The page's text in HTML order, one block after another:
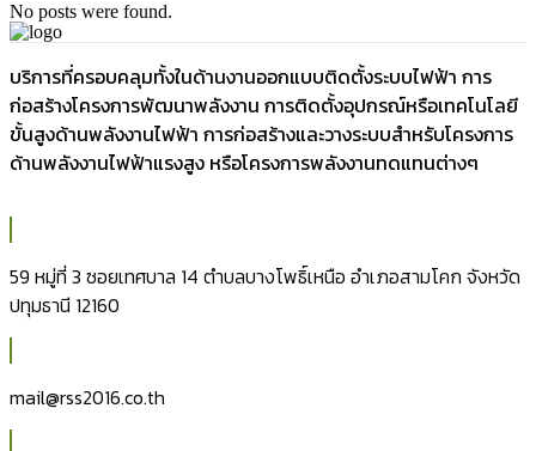
No posts were found.
บริการที่ครอบคลุมทั้งในด้านงานออกแบบติดตั้งระบบไฟฟ้า การ
ก่อสร้างโครงการพัฒนาพลังงาน การติดตั้งอุปกรณ์หรือเทคโนโลยี
ขั้นสูงด้านพลังงานไฟฟ้า การก่อสร้างและวางระบบสำหรับโครงการ
ด้านพลังงานไฟฟ้าแรงสูง หรือโครงการพลังงานทดแทนต่างๆ
59 หมู่ที่ 3 ซอยเทศบาล 14 ตำบลบางโพธิ์เหนือ อำเภอสามโคก จังหวัด
ปทุมธานี 12160
mail@rss2016.co.th